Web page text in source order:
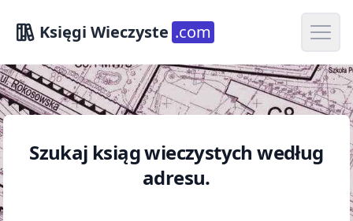
Księgi Wieczyste .com Open
Szukaj ksiąg wieczystych według
adresu.